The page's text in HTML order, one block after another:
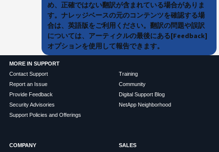
め、正確ではない翻訳が含まれている場合がありま
す。ナレッジベースの元のコンテンツを確認する場
合は、英語版をご利用ください。翻訳の問題や誤訳
については、アーティクルの最後にある[Feedback]
オプションを使用して報告できます。
MORE IN SUPPORT
Contact Support
Report an Issue
Provide Feedback
Security Advisories
Support Policies and Offerings
Training
Community
Digital Support Blog
NetApp Neighborhood
COMPANY
SALES